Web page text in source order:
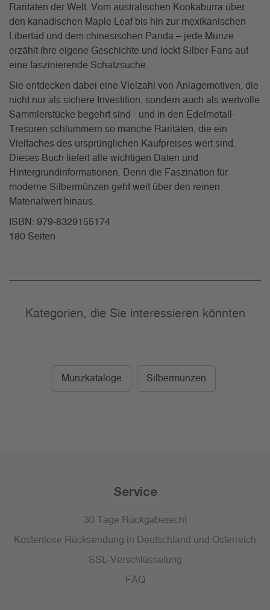
Raritäten der Welt. Vom australischen Kookaburra über
den kanadischen Maple Leaf bis hin zur mexikanischen
Libertad und dem chinesischen Panda – jede Münze
erzählt ihre eigene Geschichte und lockt Silber-Fans auf
eine faszinierende Schatzsuche.
Sie entdecken dabei eine Vielzahl von Anlagemotiven, die
nicht nur als sichere Investition, sondern auch als wertvolle
Sammlerstücke begehrt sind - und in den Edelmetall-
Tresoren schlummern so manche Raritäten, die ein
Vielfaches des ursprünglichen Kaufpreises wert sind.
Dieses Buch liefert alle wichtigen Daten und
Hintergrundinformationen. Denn die Faszination für
moderne Silbermünzen geht weit über den reinen
Materialwert hinaus.
ISBN: 979-8329155174
180 Seiten
Kategorien, die Sie interessieren könnten
Münzkataloge Silbermünzen
Service
30 Tage Rückgaberecht
Kostenlose Rücksendung in Deutschland und Österreich
SSL-Verschlüsselung
FAQ